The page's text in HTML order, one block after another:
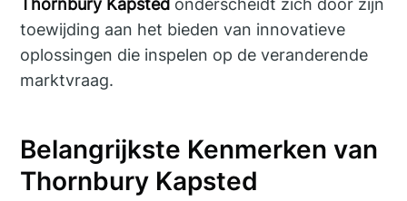
Thornbury Kapsted onderscheidt zich door zijn
toewijding aan het bieden van innovatieve
oplossingen die inspelen op de veranderende
marktvraag.
Belangrijkste Kenmerken van
Thornbury Kapsted